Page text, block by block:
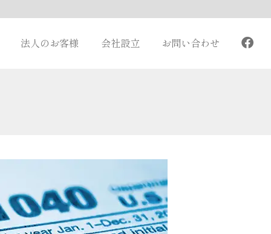
法人のお客様 会社設立 お問い合わせ